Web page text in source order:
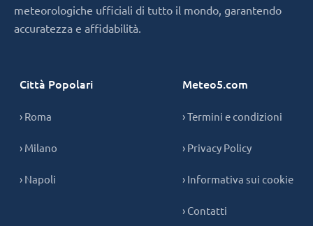
meteorologiche ufficiali di tutto il mondo, garantendo
accuratezza e affidabilità.
Città Popolari
› Roma
› Milano
› Napoli
Meteo5.com
› Termini e condizioni
› Privacy Policy
› Informativa sui cookie
› Contatti